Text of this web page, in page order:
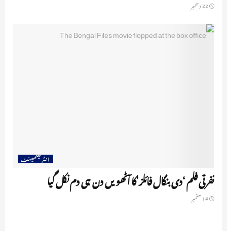
انٹرٹینمینٹ
نفرتی فلم ‘دی بنگال فائلز’کا آٹھویں دن ہی دم نکل گیا